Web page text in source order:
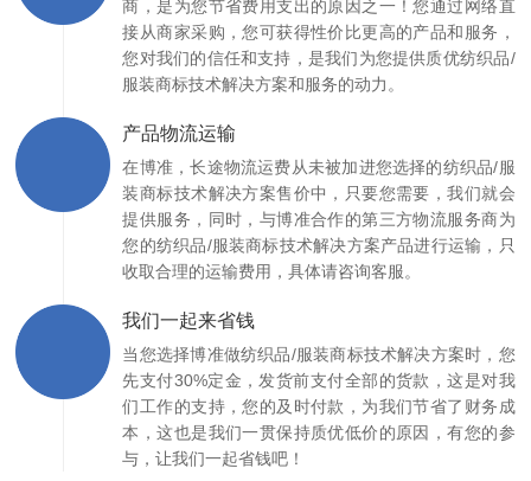
赞，我们就会更加有动力去服务好每一个客户。
网上订购，为您更省钱!
纺织品/服装商标技术解决方案，全国范围内不设代理
商，是为您节省费用支出的原因之一！您通过网络直
接从商家采购，您可获得性价比更高的产品和服务，
您对我们的信任和支持，是我们为您提供质优纺织品/
服装商标技术解决方案和服务的动力。
产品物流运输
在博准，长途物流运费从未被加进您选择的纺织品/服
装商标技术解决方案售价中，只要您需要，我们就会
提供服务，同时，与博准合作的第三方物流服务商为
您的纺织品/服装商标技术解决方案产品进行运输，只
收取合理的运输费用，具体请咨询客服。
我们一起来省钱
当您选择博准做纺织品/服装商标技术解决方案时，您